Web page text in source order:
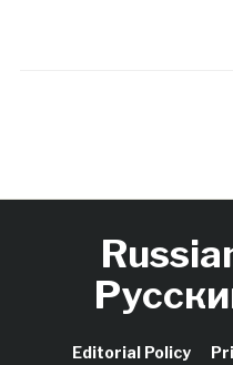
Editorial Policy